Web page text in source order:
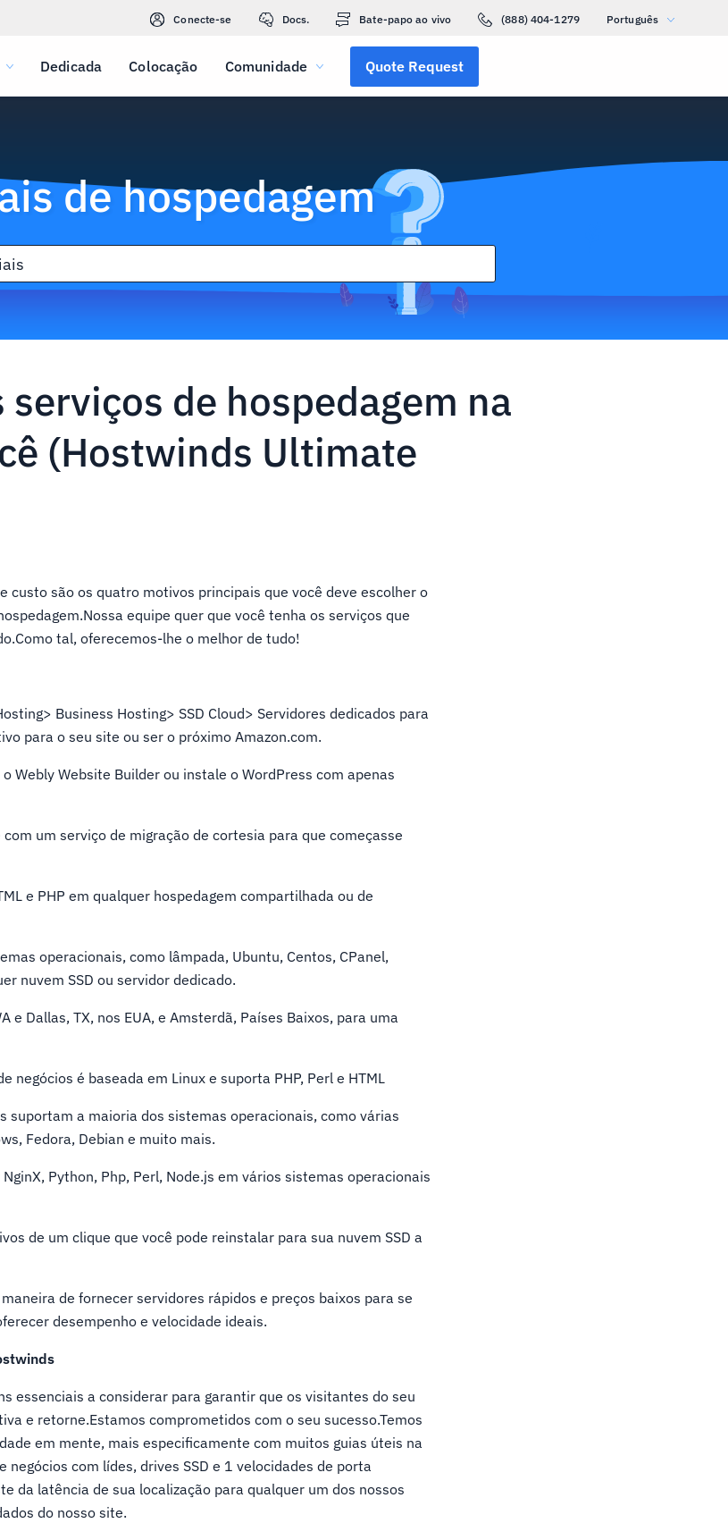
Conecte-se Docs. Bate-papo ao vivo (888) 404-1279 Português
Dedicada Colocação Comunidade Quote Request
de hospedagem
serviços de hospedagem na
(Hostwinds Ultimate
custo são os quatro motivos principais que você deve escolher o
equipe quer que você tenha os serviços que
tal, oferecemos-lhe o melhor de tudo!
Business Hosting> SSD Cloud> Servidores dedicados para
para o seu site ou ser o próximo Amazon.com.
Webly Website Builder ou instale o WordPress com apenas
um serviço de migração de cortesia para que começasse
e PHP em qualquer hospedagem compartilhada ou de
operacionais, como lâmpada, Ubuntu, Centos, CPanel,
nuvem SSD ou servidor dedicado.
e Dallas, TX, nos EUA, e Amsterdã, Países Baixos, para uma
negócios é baseada em Linux e suporta PHP, Perl e HTML
suportam a maioria dos sistemas operacionais, como várias
Fedora, Debian e muito mais.
Python, Php, Perl, Node.js em vários sistemas operacionais
de um clique que você pode reinstalar para sua nuvem SSD a
de fornecer servidores rápidos e preços baixos para se
desempenho e velocidade ideais.
essenciais a considerar para garantir que os visitantes do seu
e retorne.Estamos comprometidos com o seu sucesso.Temos
em mente, mais especificamente com muitos guias úteis na
negócios com lídes, drives SSD e 1 velocidades de porta
da latência de sua localização para qualquer um dos nossos
do nosso site.